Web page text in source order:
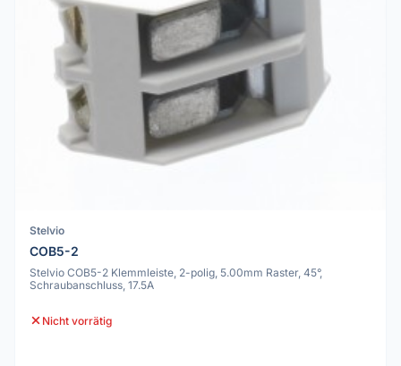
Stelvio
COB5-2
Stelvio COB5-2 Klemmleiste, 2-polig, 5.00mm Raster, 45°,
Schraubanschluss, 17.5A
Nicht vorrätig